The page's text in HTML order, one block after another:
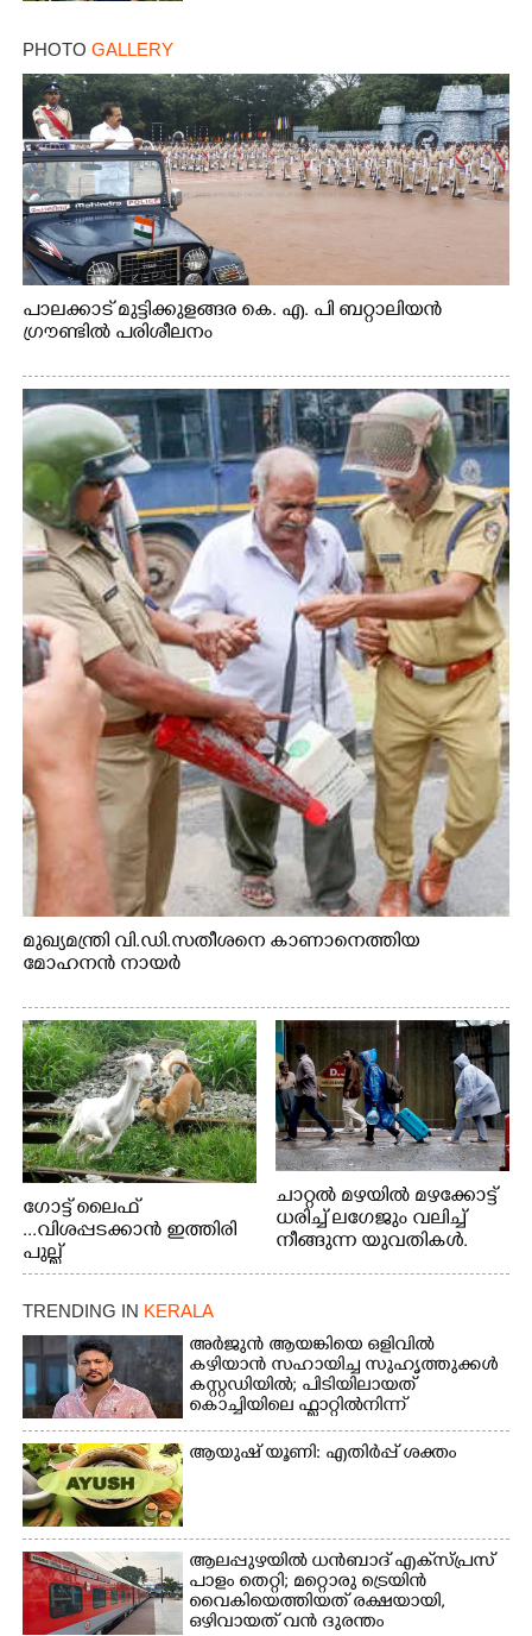
PHOTO GALLERY
പാലക്കാട് മുട്ടിക്കുളങ്ങര കെ. എ. പി ബറ്റാലിയൻ
ഗ്രൗണ്ടിൽ പരിശീലനം
മുഖ്യമന്ത്രി വി.ഡി.സതീശനെ കാണാനെത്തിയ
മോഹനൻ നായർ
ഗോട്ട് ലൈഫ്
...വിശപ്പടക്കാൻ ഇത്തിരി
പുല്ല്
തിന്നാനെത്തിയതാണ്
ആട്. തെരുവ് നായ്ക്കൾ
കടിച്ച് കീറാൻ വന്നതോടെ
വയറിന്റെ ആന്തൽ മറന്ന്
ജീവന് വേണ്ടിയായി ഓട്ടം.
എറണാകുളം
വാത്തുരുത്തിയിൽ
നിന്നുള്ള കാഴ്ച
ചാറ്റൽ മഴയിൽ മഴക്കോട്ട്
ധരിച്ച് ലഗേജും വലിച്ച്
നീങ്ങുന്ന യുവതികൾ.
TRENDING IN KERALA
അർജുൻ ആയങ്കിയെ ഒളിവിൽ
കഴിയാൻ സഹായിച്ച സുഹൃത്തുക്കൾ
കസ്റ്റഡിയിൽ; പിടിയിലായത്
കൊച്ചിയിലെ ഫ്ലാറ്റിൽനിന്ന്
ആയുഷ് യൂണി: എതിർപ്പ് ശക്തം
ആലപ്പുഴയിൽ ധൻബാദ് എക്‌സ്പ്രസ്
പാളം തെറ്റി; മറ്റൊരു ട്രെയിൻ
വൈകിയെത്തിയത് രക്ഷയായി,
ഒഴിവായത് വൻ ദുരന്തം